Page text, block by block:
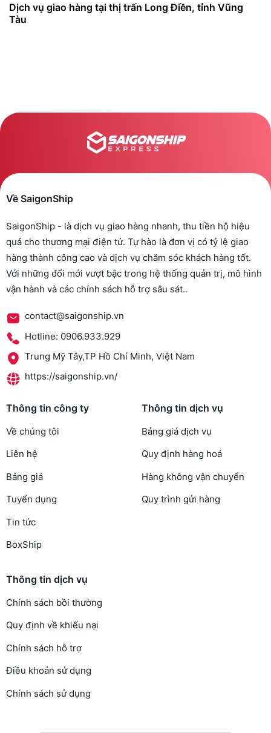
Dịch vụ giao hàng tại thị trấn Long Điền, tỉnh Vũng
Tàu
Về SaigonShip
SaigonShip - là dịch vụ giao hàng nhanh, thu tiền hộ hiệu
quả cho thương mại điện tử. Tự hào là đơn vị có tỷ lệ giao
hàng thành công cao và dịch vụ chăm sóc khách hàng tốt.
Với những đổi mới vượt bậc trong hệ thống quản trị, mô hình
vận hành và các chính sách hỗ trợ sâu sát..
contact@saigonship.vn
Hotline: 0906.933.929
Trung Mỹ Tây,TP Hồ Chí Minh, Việt Nam
https://saigonship.vn/
Thông tin công ty
Về chúng tôi
Liên hệ
Bảng giá
Tuyển dụng
Tin tức
BoxShip
Thông tin dịch vụ
Bảng giá dịch vụ
Quy định hàng hoá
Hàng không vận chuyển
Quy trình gửi hàng
Thông tin dịch vụ
Chính sách bồi thường
Quy định về khiếu nại
Chính sách hỗ trợ
Điều khoản sử dụng
Chính sách sử dụng